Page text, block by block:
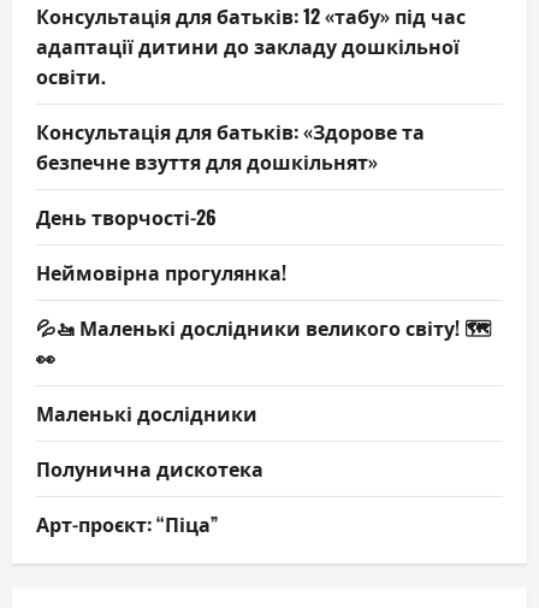
Консультація для батьків: 12 «табу» під час
адаптації дитини до закладу дошкільної
освіти.
Консультація для батьків: «Здорове та
безпечне взуття для дошкільнят»
День творчості-26
Неймовірна прогулянка!
💦🚤 Маленькі дослідники великого світу! 🗺️
👀
Маленькі дослідники
Полунична дискотека
Арт-проєкт: “Піца”